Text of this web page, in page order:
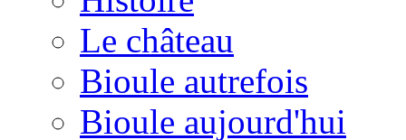
Le château
Bioule autrefois
Bioule aujourd'hui